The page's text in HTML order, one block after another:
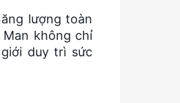
lượng toàn
không chỉ
duy trì sức